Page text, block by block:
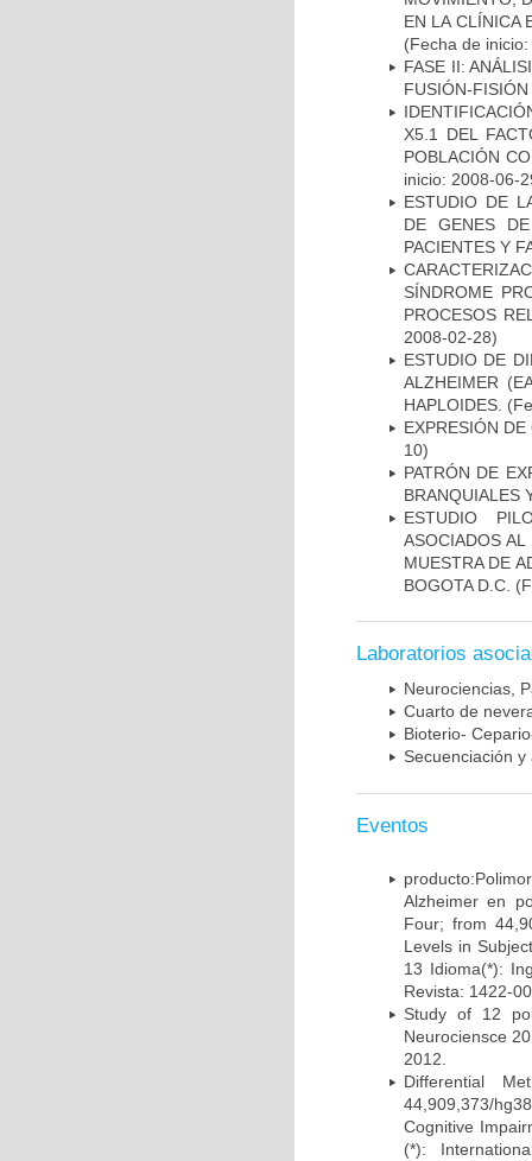
EN LA CLÍNICA
(Fecha de
FASE II:
FUSIÓN-
X5.1 DEL
POBLACIÓN
inicio: 2008-06-
ESTUDIO DE
DE GENES
PACIENTES Y
SÍNDROME
PROCESOS
2008-02-28)
ESTUDIO DE
ALZHEIMER
HAPLOIDES.
EXPRESIÓN
10)
PATRÓN DE
BRANQUIALES
ESTUDIO
ASOCIADOS
MUESTRA DE
BOGOTA D.C.
Laboratorios
Neurociencias,
Cuarto de
Bioterio-
Secuenciación
Eventos
Alzheimer en
Four; from
Levels in
13 Idioma(*):
Revista: 1422-
Study of 12
Neurociensce
2012.
Differential
44,909,373/
Cognitive
(*):